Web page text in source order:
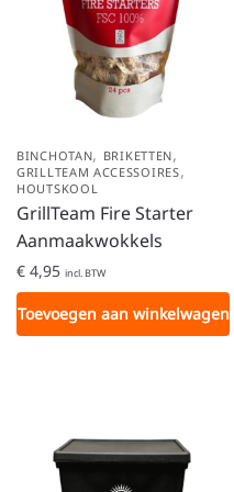
BINCHOTAN, BRIKETTEN,
GRILLTEAM ACCESSOIRES,
HOUTSKOOL
GrillTeam Fire Starter
Aanmaakwokkels
€ 4,95 incl. BTW
Toevoegen aan winkelwagen